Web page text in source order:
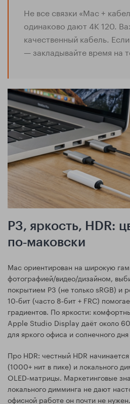
Не все связки «Mac +
одинаково дают 4K 120.
качественный кабель.
— закладывайте время на
P3, яркость, HDR:
по‑маковски
Mac ориентирован на широкую
фотографией/видео/дизайном,
покрытием P3 (не только sRGB) и
10‑бит (часто 8‑бит + FRC)
градиентов. По яркости:
Apple Studio Display даёт около
для яркого офиса и солнечного
Про HDR: честный HDR
(1000+ нит в пике) и локального
OLED‑матрицы. Маркетинговые
локального димминга не дают
офисной работе он почти не